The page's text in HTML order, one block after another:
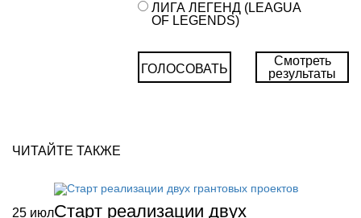
ЛИГА ЛЕГЕНД (LEAGUA
OF LEGENDS)
ГОЛОСОВАТЬ
Смотреть
результаты
ЧИТАЙТЕ ТАКЖЕ
25 июлСтарт реализации двух